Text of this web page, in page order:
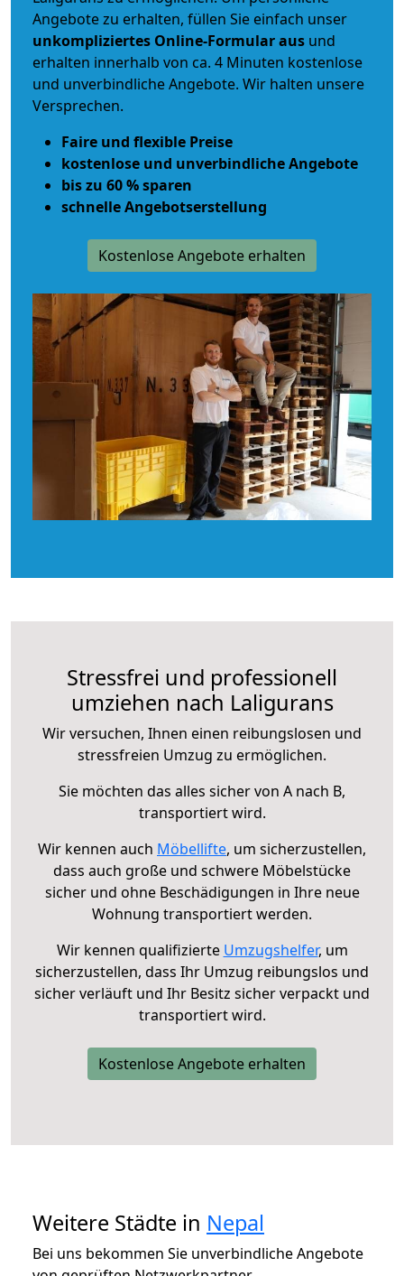
Angebote zu erhalten, füllen Sie einfach unser
unkompliziertes Online-Formular aus und
erhalten innerhalb von ca. 4 Minuten kostenlose
und unverbindliche Angebote. Wir halten unsere
Versprechen.
Faire und flexible Preise
kostenlose und unverbindliche Angebote
bis zu 60 % sparen
schnelle Angebotserstellung
Kostenlose Angebote erhalten
Stressfrei und professionell
umziehen nach Laligurans
Wir versuchen, Ihnen einen reibungslosen und
stressfreien Umzug zu ermöglichen.
Sie möchten das alles sicher von A nach B,
transportiert wird.
Wir kennen auch Möbellifte, um sicherzustellen,
dass auch große und schwere Möbelstücke
sicher und ohne Beschädigungen in Ihre neue
Wohnung transportiert werden.
Wir kennen qualifizierte Umzugshelfer, um
sicherzustellen, dass Ihr Umzug reibungslos und
sicher verläuft und Ihr Besitz sicher verpackt und
transportiert wird.
Kostenlose Angebote erhalten
Weitere Städte in Nepal
Bei uns bekommen Sie unverbindliche Angebote